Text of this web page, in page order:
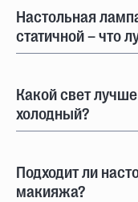
Настольная
статичной – что
Какой свет
холодный?
Подходит ли
макияжа?